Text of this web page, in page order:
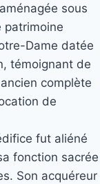
sous
patrimoine
Dame datée
témoignant de
complète
de
fut aliéné
fonction sacrée
Son acquéreur